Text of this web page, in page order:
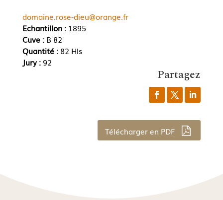
domaine.rose-dieu@orange.fr
Echantillon :1895
Cuve : B 82
Quantité : 82 Hls
Jury : 92
Partagez
Télécharger en PDF